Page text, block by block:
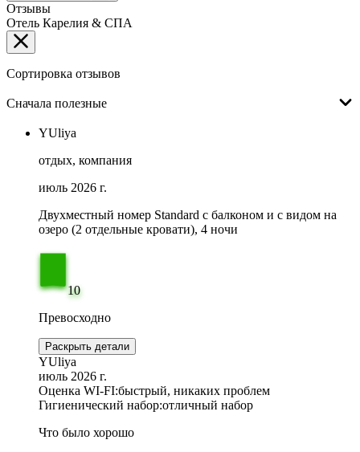
Отзывы
Отель Карелия & СПА
Сортировка отзывов
Сначала полезные
YUliya
отдых, компания
июль 2026 г.
Двухместный номер Standard с балконом и с видом на
озеро (2 отдельные кровати), 4 ночи
10
Превосходно
Раскрыть детали
YUliya
июль 2026 г.
Оценка WI-FI:быстрый, никаких проблем
Гигиенический набор:отличный набор
Что было хорошо